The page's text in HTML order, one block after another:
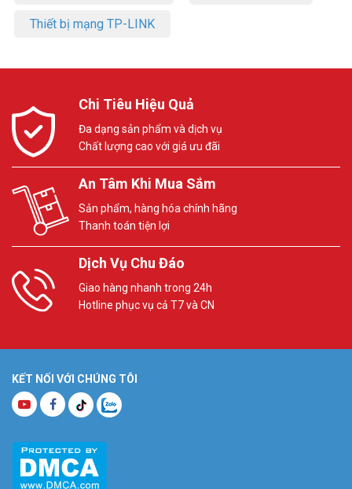
Thiết bị mạng TP-LINK
Chi Tiêu Hiệu Quả
Đa dạng sản phẩm và dịch vụ
Chất lượng cao với giá ưu đãi
An Tâm Khi Mua Sắm
Sản phẩm, hàng hóa chính hãng
Thanh toán tiện lợi
Dịch Vụ Chu Đáo
Giao hàng nhanh trong 24h
Hotline phục vụ cả T7 và CN
KẾT NỐI VỚI CHÚNG TÔI